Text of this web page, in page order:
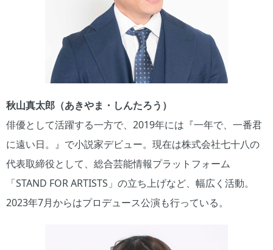
秋山真太郎（あきやま・しんたろう）
俳優として活躍する一方で、2019年には『一年で、一番君
に遠い日。』で小説家デビュー。現在は株式会社七十八の
代表取締役として、総合芸能情報プラットフォーム
「STAND FOR ARTISTS」の立ち上げなど、幅広く活動。
2023年7月からはプロデュース公演も行っている。